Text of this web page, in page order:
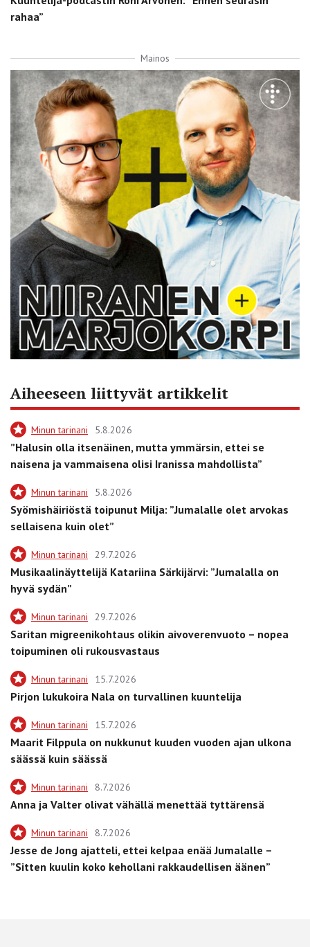
rahaa”
Mainos
Aiheeseen liittyvät artikkelit
Minun tarinani 5.8.2026
”Halusin olla itsenäinen, mutta ymmärsin, ettei se
naisena ja vammaisena olisi Iranissa mahdollista”
Minun tarinani 5.8.2026
Syömishäiriöstä toipunut Milja: ”Jumalalle olet arvokas
sellaisena kuin olet”
Minun tarinani 29.7.2026
Musikaalinäyttelijä Katariina Särkijärvi: ”Jumalalla on
hyvä sydän”
Minun tarinani 29.7.2026
Saritan migreenikohtaus olikin aivoverenvuoto – nopea
toipuminen oli rukousvastaus
Minun tarinani 15.7.2026
Pirjon lukukoira Nala on turvallinen kuuntelija
Minun tarinani 15.7.2026
Maarit Filppula on nukkunut kuuden vuoden ajan ulkona
säässä kuin säässä
Minun tarinani 8.7.2026
Anna ja Valter olivat vähällä menettää tyttärensä
Minun tarinani 8.7.2026
Jesse de Jong ajatteli, ettei kelpaa enää Jumalalle –
”Sitten kuulin koko kehollani rakkaudellisen äänen”